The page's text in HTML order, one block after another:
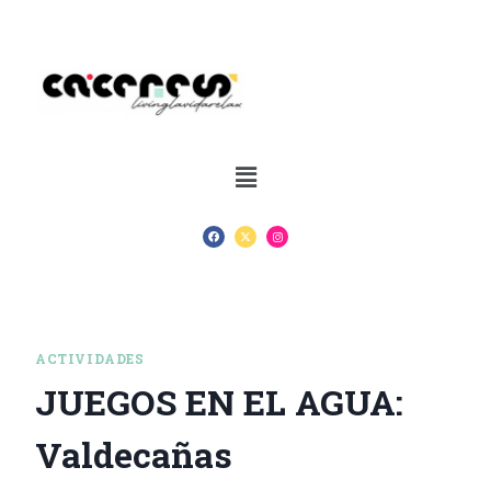
ACTIVIDADES
JUEGOS EN EL AGUA:
Valdecañas